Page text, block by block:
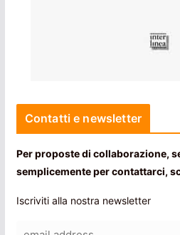
Contatti e newsletter
Per proposte di collaborazione,
semplicemente per contattarci,
Iscriviti alla nostra newsletter